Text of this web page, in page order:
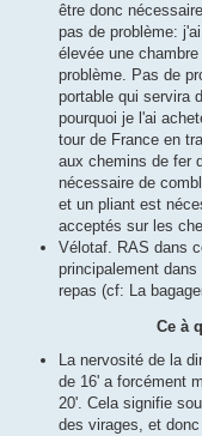
être donc
pas de problème:
élevée une
problème. Pas de
portable qui servira
pourquoi je l'ai
tour de France en
aux chemins de fer
nécessaire de
et un pliant est
acceptés sur les
Vélotaf. RAS dans
principalement
repas (cf: La
Ce à
La nervosité de la
de 16' a forcément
20'. Cela signifie
des virages, et